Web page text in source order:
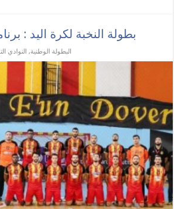
بطولة النخبة لكرة اليد :
البطولة الوطنية, النوادي